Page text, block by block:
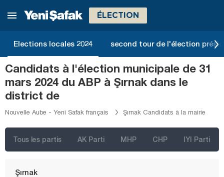
ÉLECTION
Elections locales 2024 second tour de l'élection
Candidats à l'élection municipale de 31
mars 2024 du ABP à Şırnak dans le
district de
Nouvelle Aube - Yeni Safak français Şırnak Candidats à la mairie
Tous les partis AK Parti MHP CHP IYI Parti
Niğde
Osmaniye
Sakarya
Samsun
Şanlıurfa
Sinop
Şırnak